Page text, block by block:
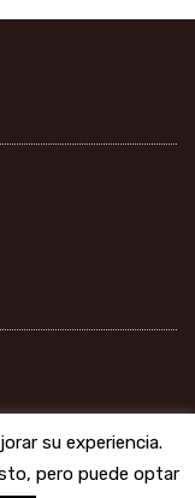
su experiencia.
pero puede optar